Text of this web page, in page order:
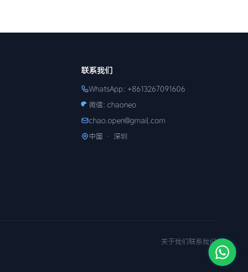
联系我们
WhatsApp: +8613267091606
微信: chaoneo
chao.open@gmail.com
中国 · 深圳
关于我们联系我们